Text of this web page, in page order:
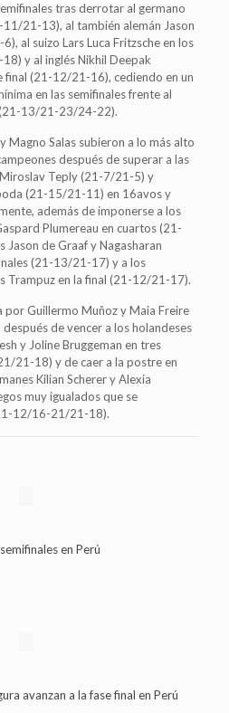
tras derrotar al germano
21-13), al también alemán Jason
al suizo Lars Luca Fritzsche en los
y al inglés Nikhil Deepak
final (21-12/21-16), cediendo en un
en las semifinales frente al
13/21-23/24-22).
Magno Salas subieron a lo más alto
después de superar a las
Teply (21-7/21-5) y
(21-15/21-11) en 16avos y
además de imponerse a los
Plumereau en cuartos (21-
de Graaf y Nagasharan
(21-13/21-17) y a los
Trampuz en la final (21-12/21-17).
por Guillermo Muñoz y Maia Freire
de vencer a los holandeses
y Joline Bruggeman en tres
21-18) y de caer a la postre en
Kilian Scherer y Alexia
muy igualados que se
12/16-21/21-18).
en Perú
avanzan a la fase final en Perú